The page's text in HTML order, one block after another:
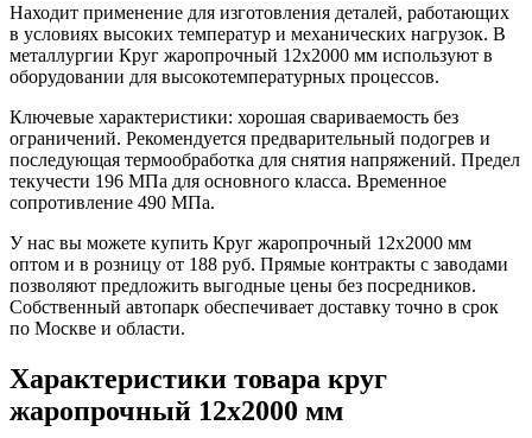
Находит применение для изготовления деталей, работающих
в условиях высоких температур и механических нагрузок. В
металлургии Круг жаропрочный 12х2000 мм используют в
оборудовании для высокотемпературных процессов.
Ключевые характеристики: хорошая свариваемость без
ограничений. Рекомендуется предварительный подогрев и
последующая термообработка для снятия напряжений. Предел
текучести 196 МПа для основного класса. Временное
сопротивление 490 МПа.
У нас вы можете купить Круг жаропрочный 12х2000 мм
оптом и в розницу от 188 руб. Прямые контракты с заводами
позволяют предложить выгодные цены без посредников.
Собственный автопарк обеспечивает доставку точно в срок
по Москве и области.
Характеристики товара круг
жаропрочный 12х2000 мм